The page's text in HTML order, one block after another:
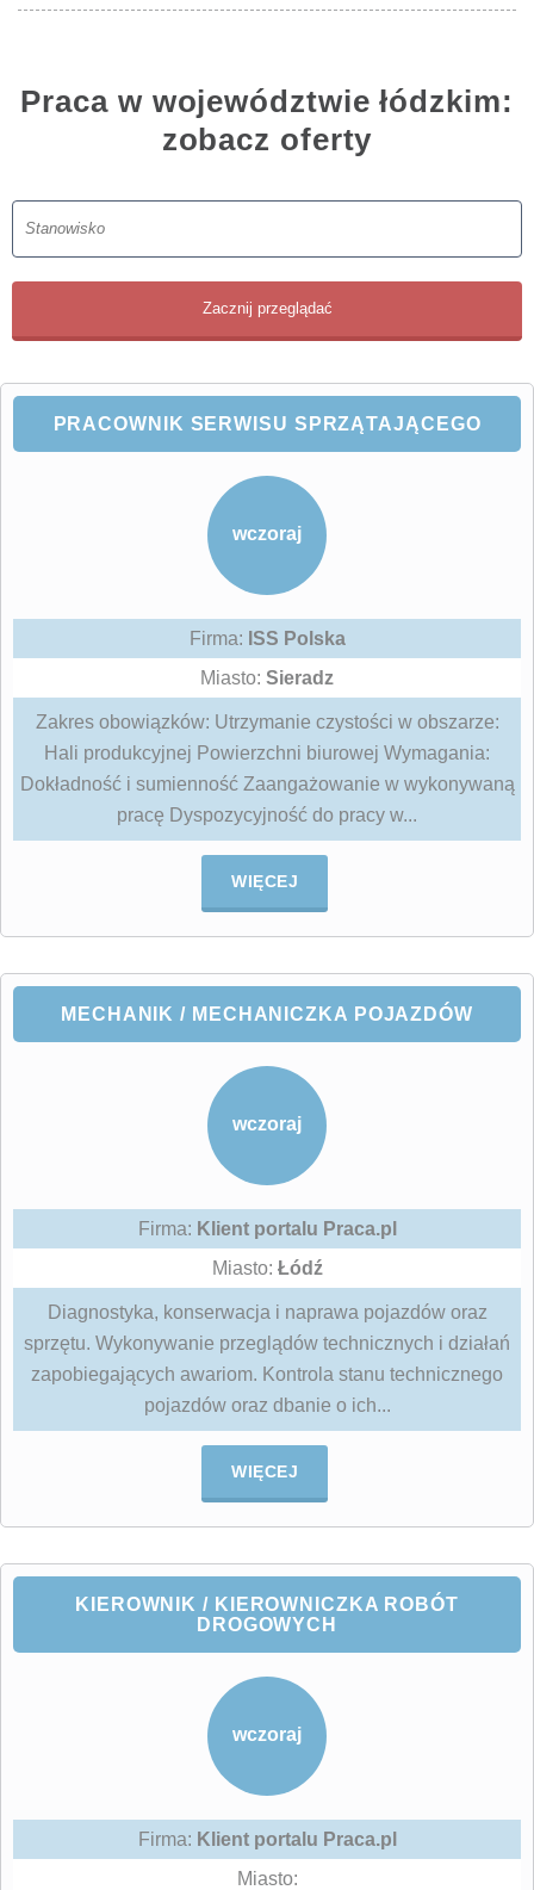
Praca w województwie łódzkim:
zobacz oferty
PRACOWNIK SERWISU SPRZĄTAJĄCEGO
wczoraj
Firma: ISS Polska
Miasto: Sieradz
Zakres obowiązków: Utrzymanie czystości w obszarze:
Hali produkcyjnej Powierzchni biurowej Wymagania:
Dokładność i sumienność Zaangażowanie w wykonywaną
pracę Dyspozycyjność do pracy w...
WIĘCEJ
MECHANIK / MECHANICZKA POJAZDÓW
wczoraj
Firma: Klient portalu Praca.pl
Miasto: Łódź
Diagnostyka, konserwacja i naprawa pojazdów oraz
sprzętu. Wykonywanie przeglądów technicznych i działań
zapobiegających awariom. Kontrola stanu technicznego
pojazdów oraz dbanie o ich...
WIĘCEJ
KIEROWNIK / KIEROWNICZKA ROBÓT
DROGOWYCH
wczoraj
Firma: Klient portalu Praca.pl
Miasto: